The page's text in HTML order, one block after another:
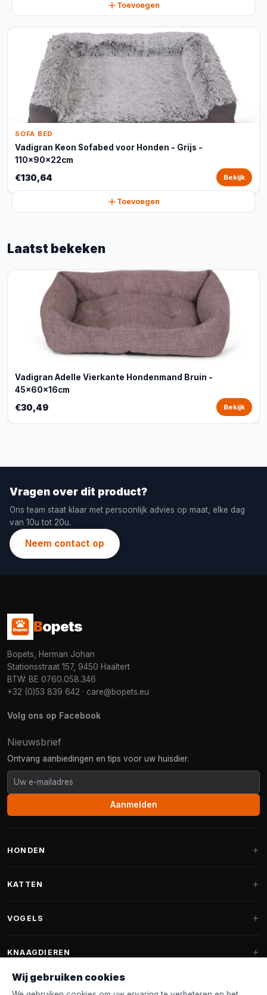
Toevoegen
SOFA BED
Vadigran Keon Sofabed voor Honden - Grijs -
110x90x22cm
€130,64 Bekijk
Toevoegen
Laatst bekeken
Vadigran Adelle Vierkante Hondenmand Bruin -
45x60x16cm
€30,49 Bekijk
Vragen over dit product?
Ons team staat klaar met persoonlijk advies op maat, elke dag
van 10u tot 20u.
Neem contact op
Bopets
Bopets, Herman Johan
Stationsstraat 157, 9450 Haaltert
BTW: BE 0760.058.346
+32 (0)53 839 642 · care@bopets.eu
Volg ons op Facebook
Nieuwsbrief
Ontvang aanbiedingen en tips voor uw huisdier.
Aanmelden
HONDEN
Fantail hondenmanden
KATTEN
Krabpalen voor Maine Coon
Krabpaal onderdelen
VOGELS
Voederhuisjes
KNAAGDIEREN
Konijnenvoer
Wij gebruiken cookies